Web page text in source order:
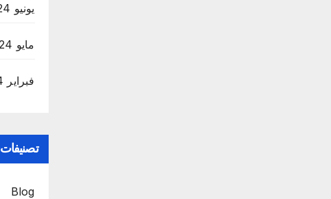
يونيو 2024
مايو 2024
فبراير 2024
تصنيفات
Blog